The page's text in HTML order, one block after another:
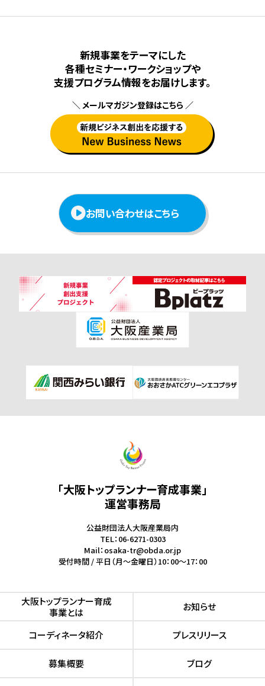
新規事業をテーマにした
各種セミナー・ワークショップや
⽀援プログラム情報をお届けします。
＼ メールマガジン登録はこちら ／
お問い合わせはこちら
「大阪トップランナー育成事業」
運営事務局
公益財団法人大阪産業局内
TEL：06-6271-0303
Mail：osaka-tr@obda.or.jp
受付時間 / 平日（月～金曜日）10：00～17：00
⼤阪トップランナー育成
事業とは
お知らせ
コーディネータ紹介 プレスリリース
募集概要 ブログ